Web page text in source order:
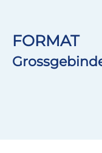
FORMAT